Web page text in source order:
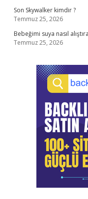
Son Skywalker kimdir ?
Temmuz 25, 2026
Bebeğimi suya nasıl
Temmuz 25, 2026